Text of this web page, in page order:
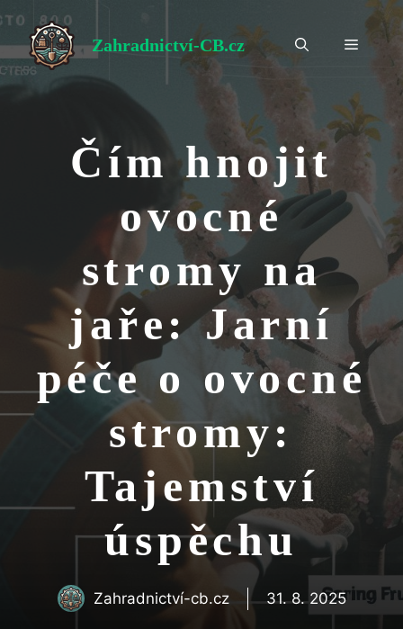
obsah
Zahradnictví-CB.cz Menu
Čím hnojit
ovocné
stromy na
jaře: Jarní
péče o ovocné
stromy:
Tajemství
úspěchu
Zahradnictví-cb.cz 31. 8. 2025